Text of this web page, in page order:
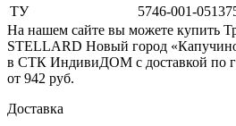
ТУ
5746-001-
На нашем сайте вы можете купить
STELLARD Новый город
в СТК ИндивиДОМ с доставкой по
от 942 руб.
Доставка